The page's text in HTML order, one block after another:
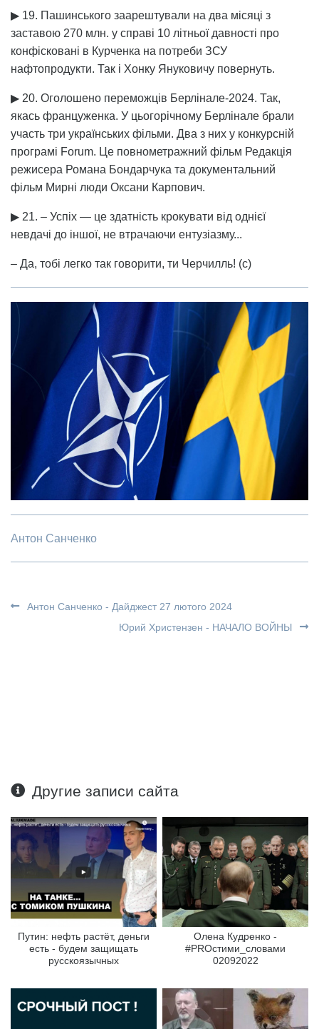
▶ 19. Пашинського заарештували на два місяці з
заставою 270 млн. у справі 10 літньої давності про
конфісковані в Курченка на потреби ЗСУ
нафтопродукти. Так і Хонку Януковичу повернуть.
▶ 20. Оголошено переможців Берлінале-2024. Так,
якась француженка. У цьогорічному Берлінале брали
участь три українських фільми. Два з них у конкурсній
програмі Forum. Це повнометражний фільм Редакція
режисера Романа Бондарчука та документальний
фільм Мирні люди Оксани Карпович.
▶ 21. – Успіх — це здатність крокувати від однієї
невдачі до іншої, не втрачаючи ентузіазму...
– Да, тобі легко так говорити, ти Черчилль! (с)
Антон Санченко
Антон Санченко - Дайджест 27 лютого 2024
Юрий Христензен - НАЧАЛО ВОЙНЫ
Другие записи сайта
Путин: нефть растёт, деньги
есть - будем защищать
русскоязычных
Олена Кудренко -
#PROстими_словами
02092022